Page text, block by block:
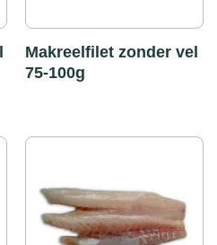
Makreelfilet zonder vel
75-100g